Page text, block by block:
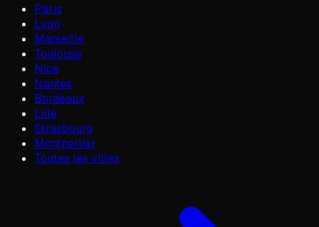
Paris
Lyon
Marseille
Toulouse
Nice
Nantes
Bordeaux
Lille
Strasbourg
Montpellier
Toutes les villes